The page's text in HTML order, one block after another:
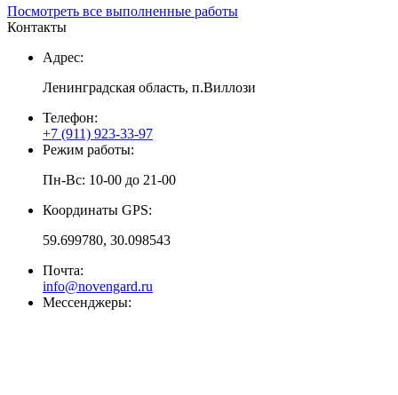
Посмотреть все выполненные работы
Контакты
Адрес:
Ленинградская область, п.Виллози
Телефон:
+7 (911) 923-33-97
Режим работы:
Пн-Вс: 10-00 до 21-00
Координаты GPS:
59.699780, 30.098543
Почта:
info@novengard.ru
Мессенджеры: